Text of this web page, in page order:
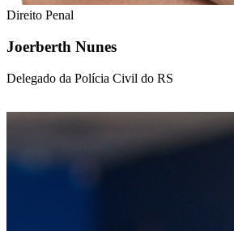
Direito Penal
Joerberth Nunes
Delegado da Polícia Civil do RS